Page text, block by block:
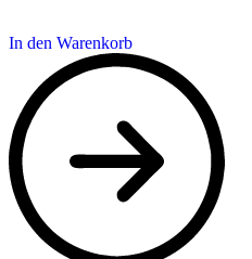
In den Warenkorb